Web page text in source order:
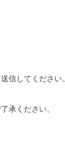
信してください。
承ください。